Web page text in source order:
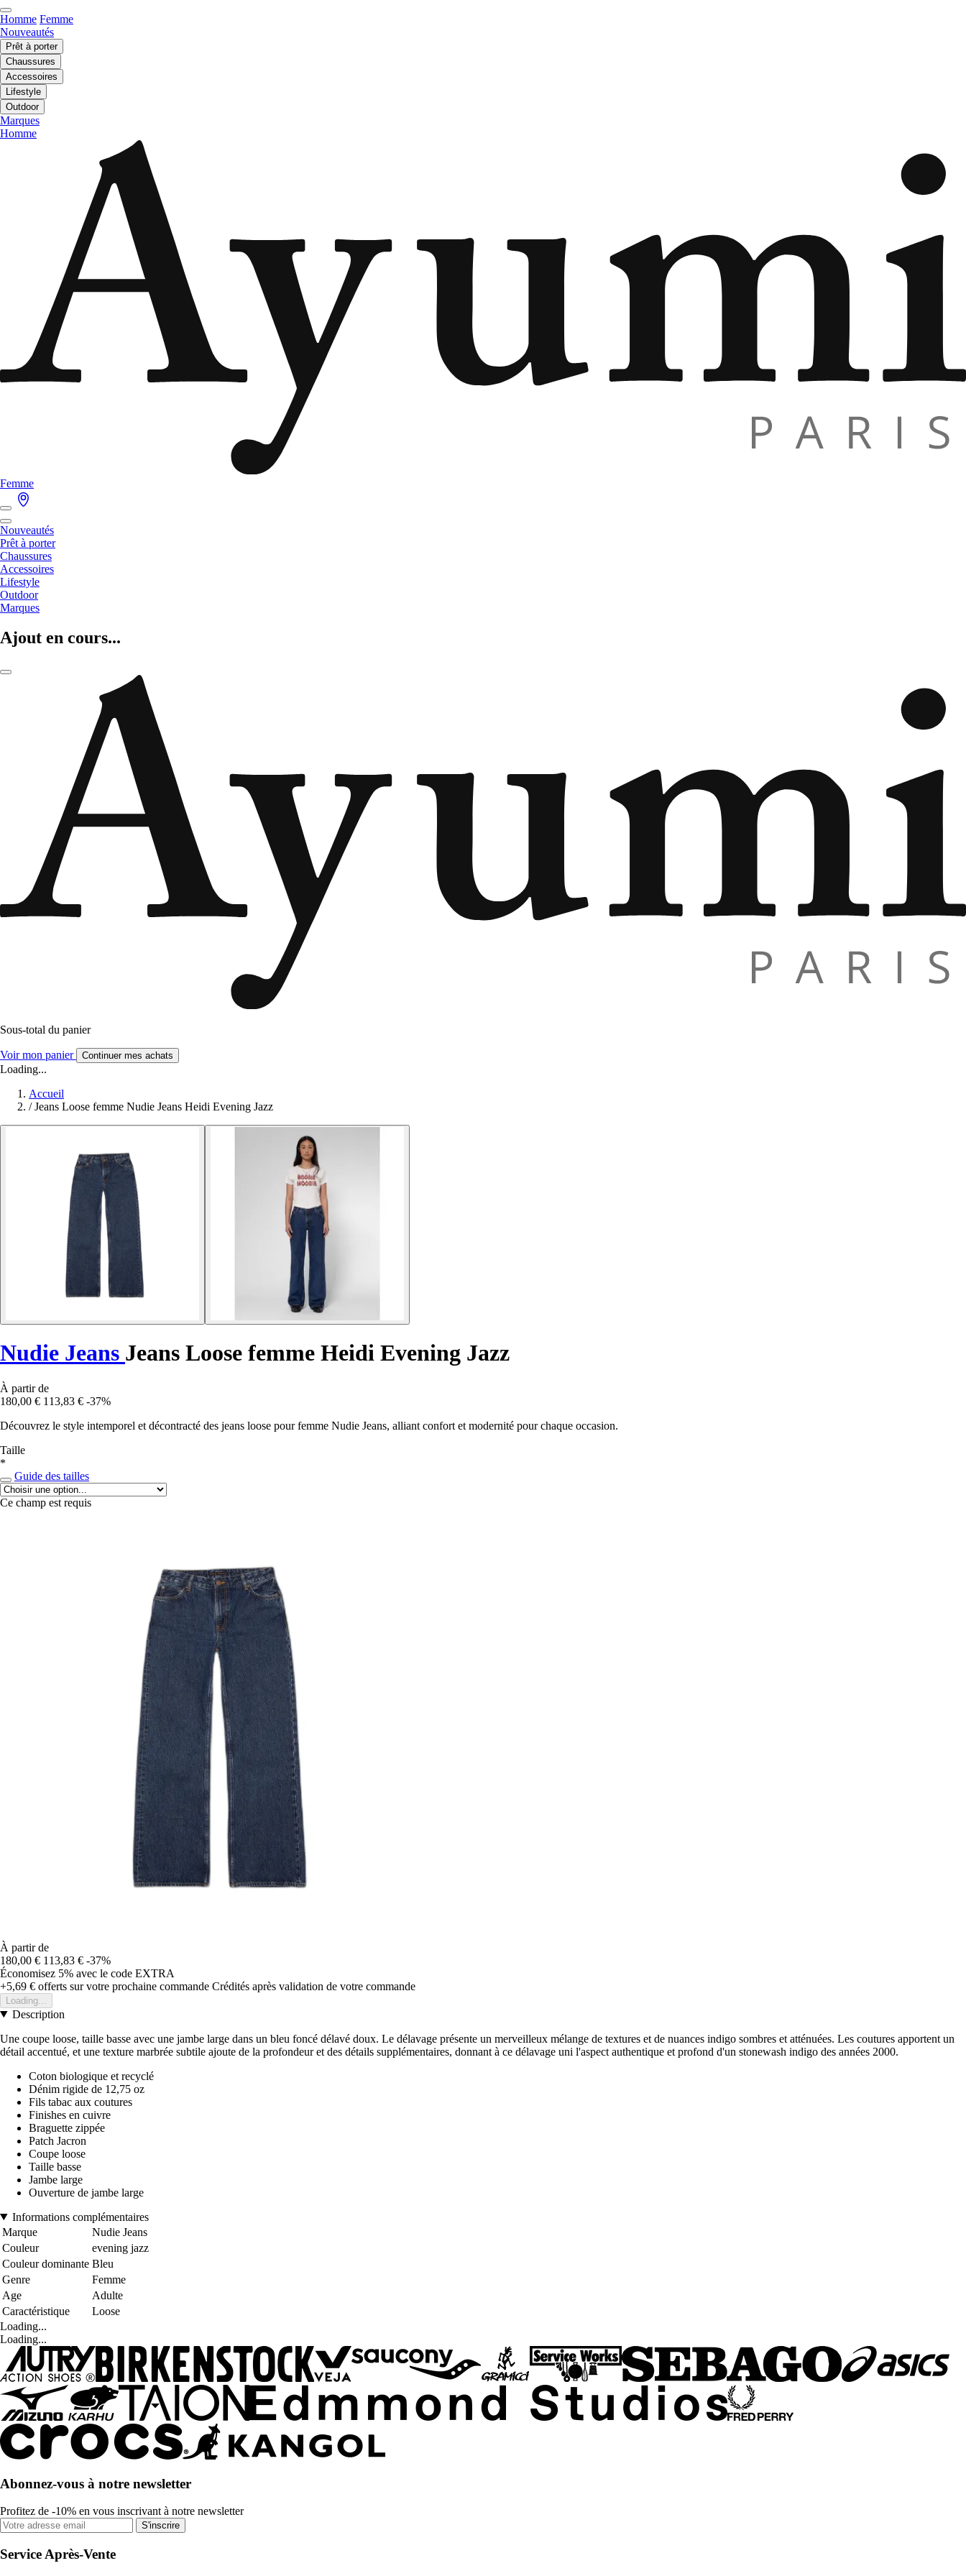
Homme Femme
Nouveautés
Prêt à porter
Chaussures
Accessoires
Lifestyle
Outdoor
Marques
Homme
Femme
Nouveautés
Prêt à porter
Chaussures
Accessoires
Lifestyle
Outdoor
Marques
Ajout en cours...
Sous-total du panier
Voir mon panier Continuer mes achats
Loading...
Accueil
/ Jeans Loose femme Nudie Jeans Heidi Evening Jazz
Nudie Jeans Jeans Loose femme Heidi Evening Jazz
À partir de
180,00 € 113,83 € -37%
Découvrez le style intemporel et décontracté des jeans loose pour femme Nudie Jeans, alliant confort et modernité pour chaque occasion.
Taille
*
Guide des tailles
Ce champ est requis
À partir de
180,00 € 113,83 € -37%
Économisez 5% avec le code EXTRA
+5,69 € offerts sur votre prochaine commande Crédités après validation de votre commande
Loading...
Description
Une coupe loose, taille basse avec une jambe large dans un bleu foncé délavé doux. Le délavage présente un merveilleux mélange de textures et de nuances indigo sombres et atténuées. Les coutures apportent un
détail accentué, et une texture marbrée subtile ajoute de la profondeur et des détails supplémentaires, donnant à ce délavage uni l'aspect authentique et profond d'un stonewash indigo des années 2000.
Coton biologique et recyclé
Dénim rigide de 12,75 oz
Fils tabac aux coutures
Finishes en cuivre
Braguette zippée
Patch Jacron
Coupe loose
Taille basse
Jambe large
Ouverture de jambe large
Informations complémentaires
Marque
Nudie Jeans
Couleur
evening jazz
Couleur dominante Bleu
Genre
Femme
Age
Adulte
Caractéristique
Loose
Loading...
Loading...
Abonnez-vous à notre newsletter
Profitez de -10% en vous inscrivant à notre newsletter
S'inscrire
Service Après-Vente